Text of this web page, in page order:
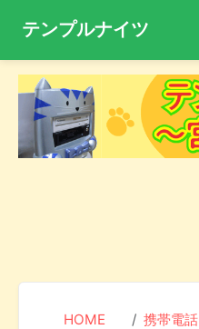
テンプルナイツ
HOME 携帯電話